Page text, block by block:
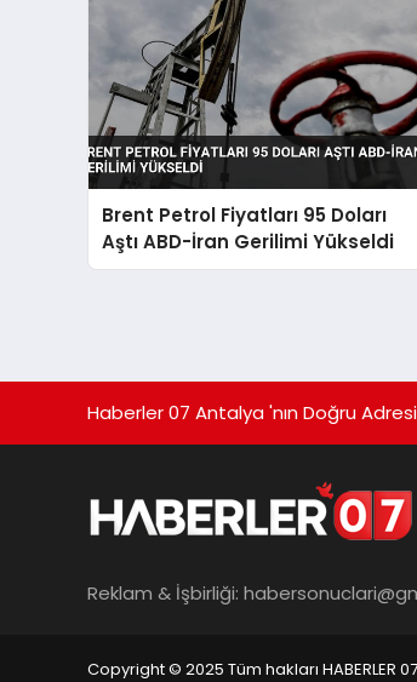
Brent Petrol Fiyatları 95 Doları
Aştı ABD-İran Gerilimi Yükseldi
Haberler 07 Antalya 'nın Doğru Adresi
Reklam & İşbirliği:
Copyright © 2025 Tüm hakları HABERLER